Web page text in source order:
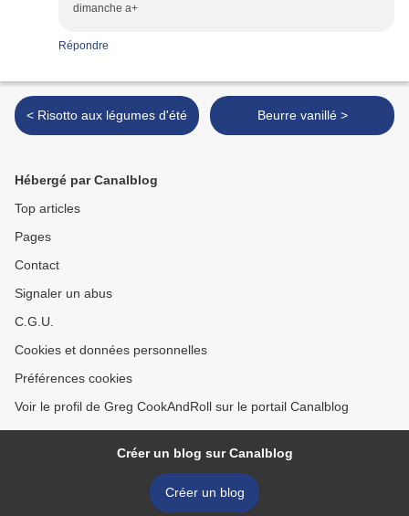
dimanche a+
Répondre
< Risotto aux légumes d'été Beurre vanillé >
Hébergé par Canalblog
Top articles
Pages
Contact
Signaler un abus
C.G.U.
Cookies et données personnelles
Préférences cookies
Voir le profil de Greg CookAndRoll sur le portail Canalblog
Créer un blog sur Canalblog
Créer un blog